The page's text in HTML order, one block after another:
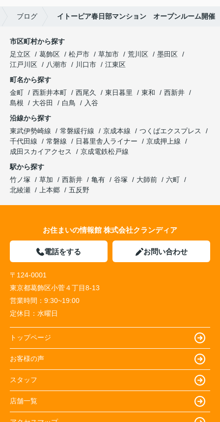
ブログ イトーピア春日部マンション オープンルーム開催
市区町村から探す
足立区
葛飾区 松戸市 草加市 荒川区
墨田区
江戸川区
八潮市 川口市
江東区
町名から探す
金町
西新井本町 西尾久 東日暮里 東和
西新井
島根
大谷田 白鳥
入谷
沿線から探す
東武伊勢崎線
常磐緩行線 京成本線
つくばエクスプレス
千代田線
常磐線 日暮里舎人ライナー
京成押上線
成田スカイアクセス
京成電鉄松戸線
駅から探す
竹ノ塚
草加 西新井 亀有 谷塚 大師前
六町
北綾瀬
上本郷 五反野
お住まいの情報館 株式会社クランディア
電話をする お問い合わせ
〒124-0001
東京都葛飾区小菅４丁目8-13
営業時間： 9:30~19:00
定休日： 水曜日
トップページ
お客様の声
スタッフ
店舗一覧